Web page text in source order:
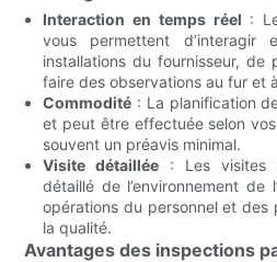
Interaction en temps réel :
vous permettent
installations du fournisseur,
faire des observations au fur et
Commodité : La planification
et peut être effectuée selon
souvent un préavis minimal.
Visite détaillée : Les visites
détaillé de l’environnement de
opérations du personnel et
la qualité.
Avantages des inspections